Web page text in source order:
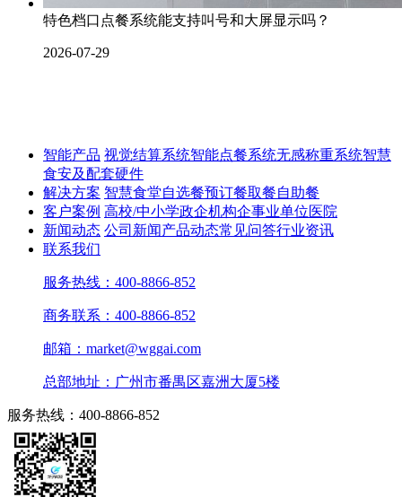
特色档口点餐系统能支持叫号和大屏显示吗？
2026-07-29
智能产品 视觉结算系统智能点餐系统无感称重系统智慧
食安及配套硬件
解决方案 智慧食堂自选餐预订餐取餐自助餐
客户案例 高校/中小学政企机构企事业单位医院
新闻动态 公司新闻产品动态常见问答行业资讯
联系我们
服务热线：400-8866-852
商务联系：400-8866-852
邮箱：market@wggai.com
总部地址：广州市番禺区嘉洲大厦5楼
服务热线：400-8866-852